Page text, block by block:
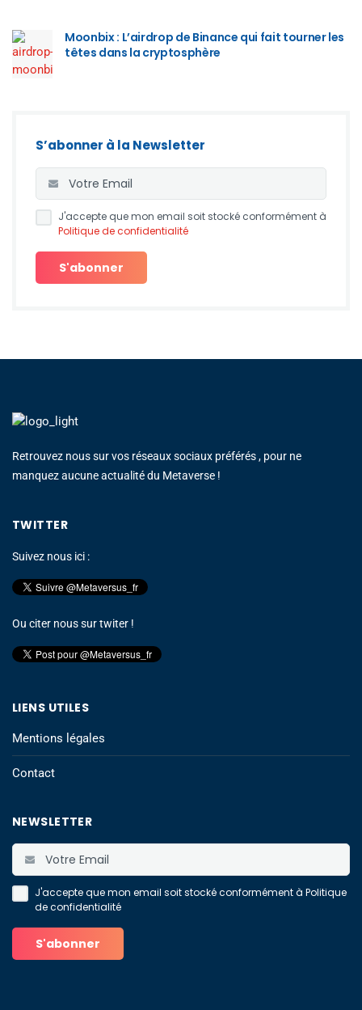
Moonbix : L’airdrop de Binance qui fait tourner les
têtes dans la cryptosphère
S’abonner à la Newsletter
J'accepte que mon email soit stocké conformément à
Politique de confidentialité
Retrouvez nous sur vos réseaux sociaux préférés , pour ne
manquez aucune actualité du Metaverse !
TWITTER
Suivez nous ici :
Ou citer nous sur twiter !
LIENS UTILES
Mentions légales
Contact
NEWSLETTER
J'accepte que mon email soit stocké conformément à Politique
de confidentialité